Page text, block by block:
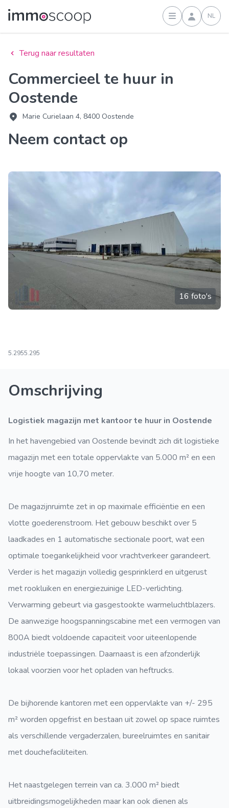
Inloggen
NL
Terug naar resultaten
Commercieel te huur in
Oostende
Marie Curielaan 4, 8400 Oostende
Neem contact op
16 foto's
5.2955.295
Omschrijving
Logistiek magazijn met kantoor te huur in Oostende
In het havengebied van Oostende bevindt zich dit logistieke
magazijn met een totale oppervlakte van 5.000 m² en een
vrije hoogte van 10,70 meter.
De magazijnruimte zet in op maximale efficiëntie en een
vlotte goederenstroom. Het gebouw beschikt over 5
laadkades en 1 automatische sectionale poort, wat een
optimale toegankelijkheid voor vrachtverkeer garandeert.
Verder is het magazijn volledig gesprinklerd en uitgerust
met rookluiken en energiezuinige LED-verlichting.
Verwarming gebeurt via gasgestookte warmeluchtblazers.
De aanwezige hoogspanningscabine met een vermogen van
800A biedt voldoende capaciteit voor uiteenlopende
industriële toepassingen. Daarnaast is een afzonderlijk
lokaal voorzien voor het opladen van heftrucks.
De bijhorende kantoren met een oppervlakte van +/- 295
m² worden opgefrist en bestaan uit zowel op space ruimtes
als verschillende vergaderzalen, bureelruimtes en sanitair
met douchefaciliteiten.
Het naastgelegen terrein van ca. 3.000 m² biedt
uitbreidingsmogelijkheden maar kan ook dienen als